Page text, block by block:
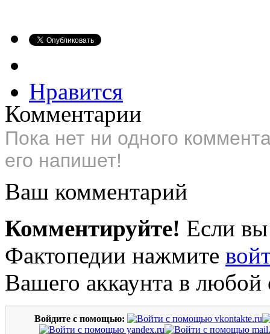
Нравится
Комментарии
Пока нет ни одного
его напишет!
Ваш комментарий
Комментируйте! Если вы
Фактопедии нажмите
Вашего аккаунта в любой
Войдите с помощью: